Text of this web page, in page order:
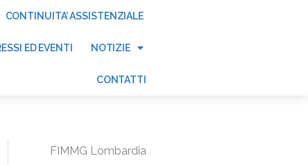
CONTINUITA’ ASSISTENZIALE
ED EVENTI NOTIZIE
CONTATTI
FIMMG Lombardia